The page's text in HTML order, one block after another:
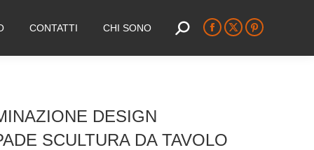
CONTATTI CHI SONO Search: Facebook
page
X
page
Pinterest
page
DESIGN
SCULTURA DA TAVOLO